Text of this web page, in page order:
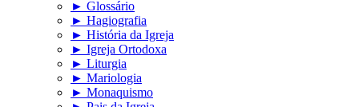
► Glossário
► Hagiografia
► História da Igreja
► Igreja Ortodoxa
► Liturgia
► Mariologia
► Monaquismo